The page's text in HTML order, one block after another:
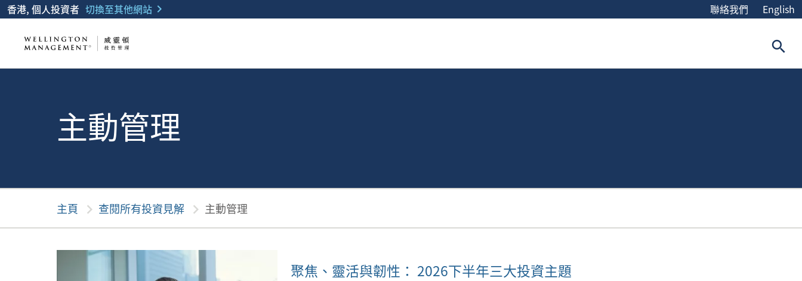
香港, 個人投資者 切換至其他網站 chevron_right 聯絡我們 English
search
主動管理
主頁 chevron_right 查閱所有投資見解 chevron_right 主動管理
聚焦、靈活與韌性： 2026下半年三大投資主題